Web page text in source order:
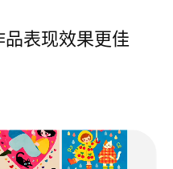
表现效果更佳